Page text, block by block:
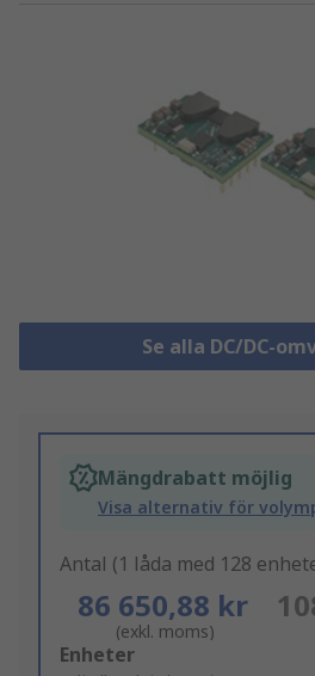
Se alla DC/DC-
Mängdrabatt möjlig
Visa alternativ för
Antal (1 låda med 128
86 650,88 kr
(exkl. moms)
Add
Enheter